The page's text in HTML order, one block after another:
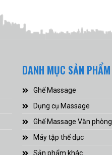
DANH MỤC SẢN PHẨM
Ghế Massage
Dụng cụ Massage
Ghế Massage Văn phòng
Máy tập thể dục
Sản phẩm khác